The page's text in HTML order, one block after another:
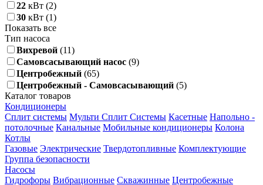
22 кВт (2)
30 кВт (1)
Показать все
Тип насоса
Вихревой (11)
Самовсасывающий насос (9)
Центробежный (65)
Центробежный - Самовсасывающий (5)
Каталог товаров
Кондиционеры
Сплит системы Мульти Сплит Системы Касетные Напольно -
потолочные Канальные Мобильные кондиционеры Колона
Котлы
Газовые Электрические Твердотопливные Комплектующие
Группа безопасности
Насосы
Гидрофоры Вибрационные Скважинные Центробежные